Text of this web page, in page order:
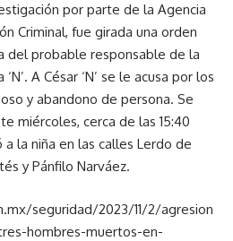
por parte de la Agencia
Criminal, fue girada una orden
del probable responsable de la
A César ‘N’ se le acusa por los
y abandono de persona. Se
miércoles, cerca de las 15:40
la niña en las calles Lerdo de
y Pánfilo Narváez.
seguridad/2023/11/2/agresion
hombres-muertos-en-